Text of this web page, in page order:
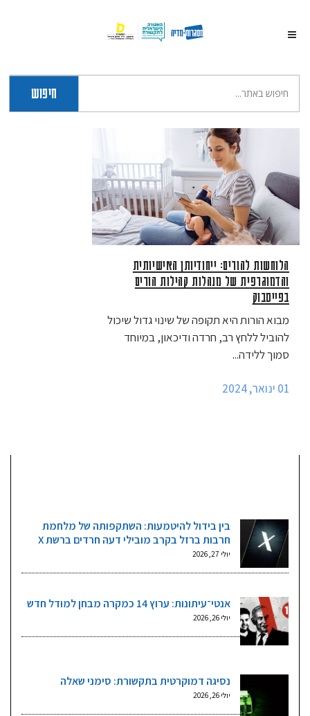
חיפוש
הלוחשות להורים: ייחודיותן האישיותית
והדמוגרפית של מנהלות קהילות הורים
בפייסבוק
מבוא הורות היא תקופה של שינוי גדול שיכול
להוביל ללחץ רב, חרדה ודיכאון, במיוחד
סמוך ללידה...
01 ינואר, 2024
בין בידול להיטמעות: השתקפותה של מלחמת
חרבות ברזל בקרב מובילי דעה חרדים ברשת X
יולי 27, 2026
אנטי־עיתונות: ערוץ 14 כמקרה מבחן למודל חדש
יולי 26, 2026
נסיגה דמוקרטית בתקשורת: סימני שאלה
יולי 26, 2026